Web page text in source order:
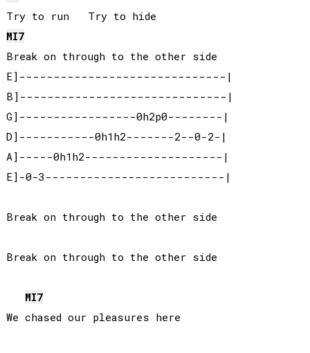
MI7
Break on through to the other side
E]------------------------------|
B]------------------------------|
G]-----------------0h2p0--------|
D]-----------0h1h2-------2--0-2-|
A]-----0h1h2--------------------|
E]-0-3--------------------------|
Break on through to the other side
Break on through to the other side
MI7
We chased our pleasures here